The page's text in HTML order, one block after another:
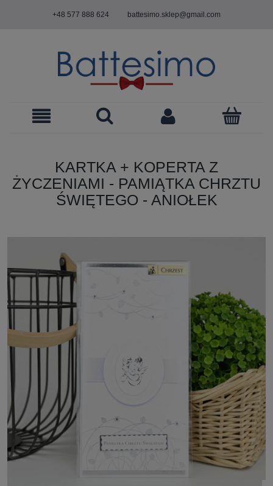
+48 577 888 624 battesimo.sklep@gmail.com
KARTKA + KOPERTA Z
ŻYCZENIAMI - PAMIĄTKA CHRZTU
ŚWIĘTEGO - ANIOŁEK